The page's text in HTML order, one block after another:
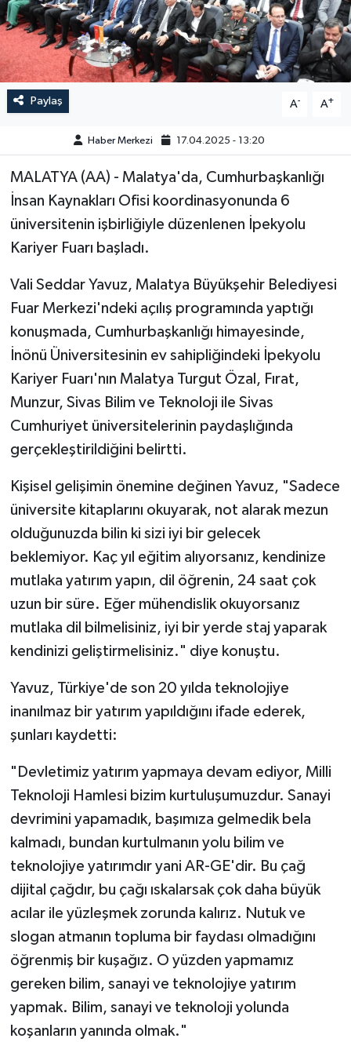
Paylaş A- A+
Haber Merkezi 17.04.2025 - 13:20
MALATYA (AA) - Malatya'da, Cumhurbaşkanlığı
İnsan Kaynakları Ofisi koordinasyonunda 6
üniversitenin işbirliğiyle düzenlenen İpekyolu
Kariyer Fuarı başladı.
Vali Seddar Yavuz, Malatya Büyükşehir Belediyesi
Fuar Merkezi'ndeki açılış programında yaptığı
konuşmada, Cumhurbaşkanlığı himayesinde,
İnönü Üniversitesinin ev sahipliğindeki İpekyolu
Kariyer Fuarı'nın Malatya Turgut Özal, Fırat,
Munzur, Sivas Bilim ve Teknoloji ile Sivas
Cumhuriyet üniversitelerinin paydaşlığında
gerçekleştirildiğini belirtti.
Kişisel gelişimin önemine değinen Yavuz, "Sadece
üniversite kitaplarını okuyarak, not alarak mezun
olduğunuzda bilin ki sizi iyi bir gelecek
beklemiyor. Kaç yıl eğitim alıyorsanız, kendinize
mutlaka yatırım yapın, dil öğrenin, 24 saat çok
uzun bir süre. Eğer mühendislik okuyorsanız
mutlaka dil bilmelisiniz, iyi bir yerde staj yaparak
kendinizi geliştirmelisiniz." diye konuştu.
Yavuz, Türkiye'de son 20 yılda teknolojiye
inanılmaz bir yatırım yapıldığını ifade ederek,
şunları kaydetti:
"Devletimiz yatırım yapmaya devam ediyor, Milli
Teknoloji Hamlesi bizim kurtuluşumuzdur. Sanayi
devrimini yapamadık, başımıza gelmedik bela
kalmadı, bundan kurtulmanın yolu bilim ve
teknolojiye yatırımdır yani AR-GE'dir. Bu çağ
dijital çağdır, bu çağı ıskalarsak çok daha büyük
acılar ile yüzleşmek zorunda kalırız. Nutuk ve
slogan atmanın topluma bir faydası olmadığını
öğrenmiş bir kuşağız. O yüzden yapmamız
gereken bilim, sanayi ve teknolojiye yatırım
yapmak. Bilim, sanayi ve teknoloji yolunda
koşanların yanında olmak."
GÜNDEM
HABERDE İNSAN
KÜLTÜR-SANAT
MAGAZİN
MEDYA
ÖZEL HABER
SAĞLIK
SİYASET
SPOR
TEKNOLOJİ